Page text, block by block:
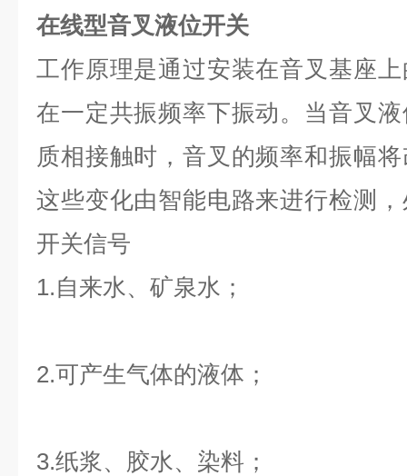
在线型音叉液位开关
工作原理是通过安装在音叉基座
在一定共振频率下振动。当音叉
质相接触时，音叉的频率和振幅
这些变化由智能电路来进行检测
开关信号
1.自来水、矿泉水；
2.可产生气体的液体；
3.纸浆、胶水、染料；